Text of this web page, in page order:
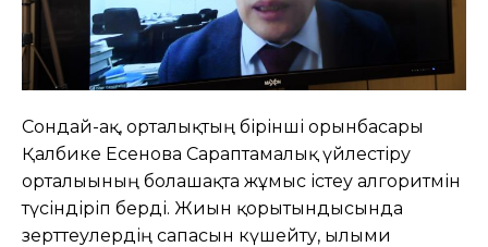
Сондай-ақ, орталықтың бірінші орынбасары
Қалбике Есенова Сараптамалық үйлестіру
орталығының болашақта жұмыс істеу алгоритмін
түсіндіріп берді. Жиын қорытындысында
зерттеулердің сапасын күшейту, ғылыми